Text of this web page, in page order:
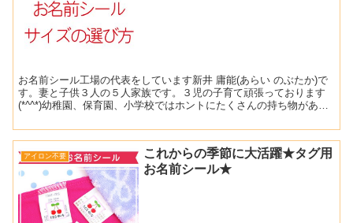
お名前シール工場の代表をしています新井 庸能(あらい のぶたか)で
す。妻と子供３人の５人家族です。３児の子育て頑張っております
(*^^*)幼稚園、保育園、小学校ではホントにたくさんの持ち物があり
アイロン不要
これからの季節に大活躍★タグ用
お名前シール★